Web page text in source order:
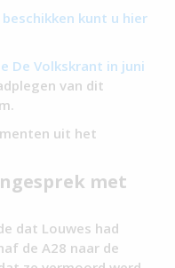
kunt u hier
De Volkskrant in juni
van dit
uit het
met
dat Louwes had
de A28 naar de